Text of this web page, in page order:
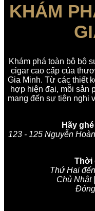
KHÁM
Khám phá toàn bộ bộ
cigar cao cấp của
Gia Minh. Từ các thiết
hợp hiện đại, mỗi sản
mang đến sự tiện nghi
Hãy
123 - 125 Nguyễn
Thời
Thứ Hai
Chủ Nhật